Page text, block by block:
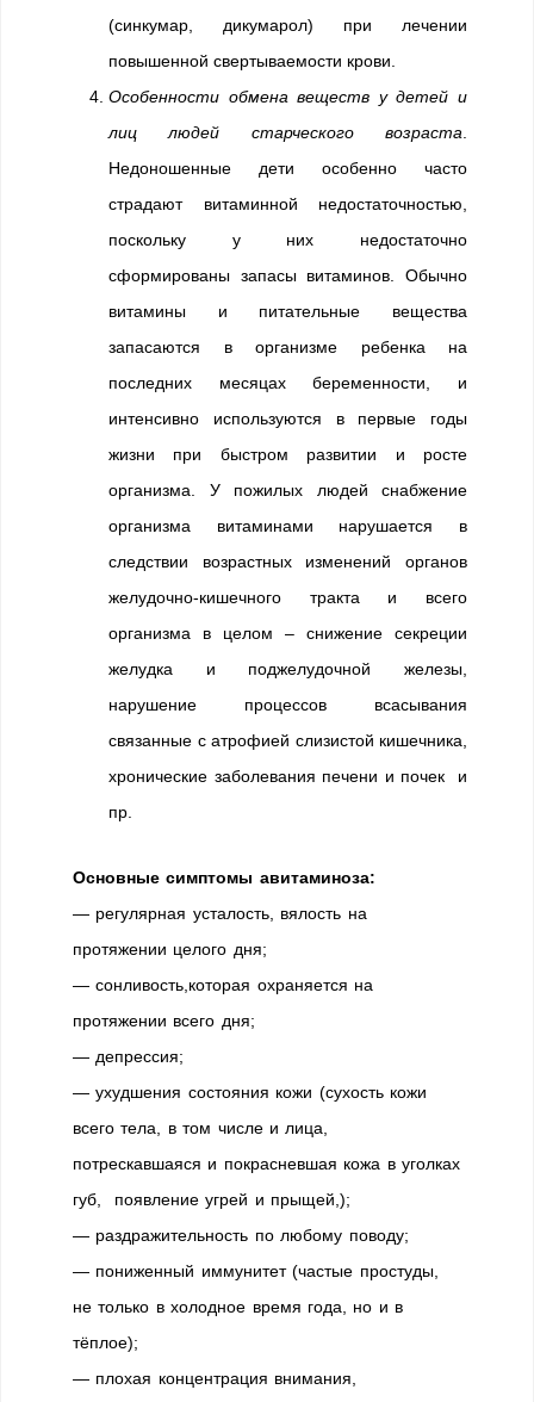
(синкумар, дикумарол) при лечении
повышенной свертываемости крови.
Особенности обмена веществ у детей и
лиц людей старческого возраста
Недоношенные дети особенно часто
страдают витаминной недостаточностью,
поскольку у них недостаточно
сформированы запасы витаминов. Обычно
витамины и питательные вещества
запасаются в организме ребенка на
последних месяцах беременности, и
интенсивно используются в первые годы
жизни при быстром развитии и росте
организма. У пожилых людей снабжение
организма витаминами нарушается в
следствии возрастных изменений органов
желудочно-кишечного тракта и всего
организма в целом – снижение секреции
желудка и поджелудочной железы,
нарушение процессов всасывания
связанные с атрофией слизистой кишечника,
хронические заболевания печени и почек и
пр.
Основные симптомы авитаминоза:
— регулярная усталость, вялость на
протяжении целого дня;
— сонливость,которая охраняется на
протяжении всего дня;
— депрессия;
— ухудшения состояния кожи (сухость кожи
всего тела, в том числе и лица,
потрескавшаяся и покрасневшая кожа в уголках
губ, появление угрей и прыщей,);
— раздражительность по любому поводу;
— пониженный иммунитет (частые простуды,
не только в холодное время года, но и в
тёплое);
— плохая концентрация внимания,